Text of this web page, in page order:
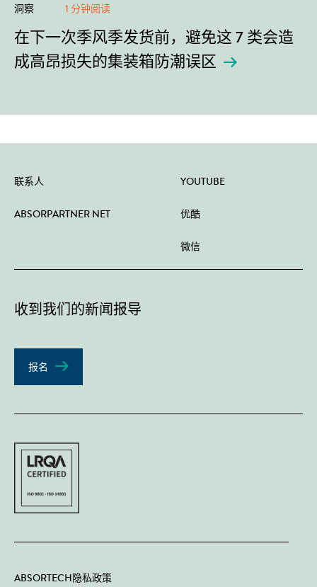
洞察 1 分钟阅读
在下一次季风季发货前，避免这 7 类会造
成高昂损失的集装箱防潮误区
联系人
ABSORPARTNER NET
YOUTUBE
优酷
微信
收到我们的新闻报导
报名
ABSORTECH隐私政策